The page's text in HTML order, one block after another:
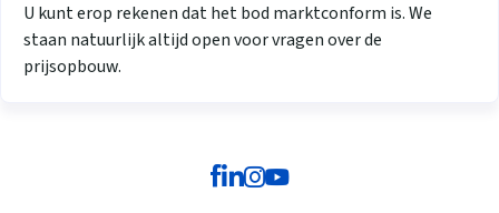
Ervaringen
Over ons
U kunt erop rekenen dat het bod marktconform is. We
staan natuurlijk altijd open voor vragen over de
prijsopbouw.